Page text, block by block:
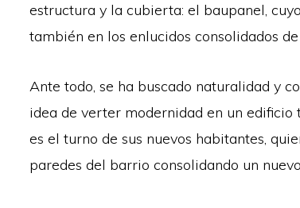
estructura y la cubierta: el baupanel,
también en los enlucidos consolidados de
Ante todo, se ha buscado naturalidad y
idea de verter modernidad en un
es el turno de sus nuevos habitantes,
paredes del barrio consolidando un